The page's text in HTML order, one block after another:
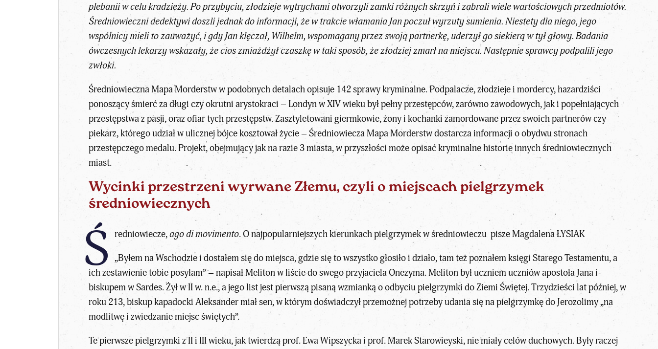
plebanii w celu kradzieży. Po przybyciu, złodzieje wytrychami otworzyli zamki różnych skrzyń i zabrali wiele wartościowych przedmiotów.
Średniowieczni dedektywi doszli jednak do informacji, że w trakcie włamania Jan poczuł wyrzuty sumienia. Niestety dla niego, jego
wspólnicy mieli to zauważyć, i gdy Jan klęczał, Wilhelm, wspomagany przez swoją partnerkę, uderzył go siekierą w tył głowy. Badania
ówczesnych lekarzy wskazały, że cios zmiażdżył czaszkę w taki sposób, że złodziej zmarł na miejscu. Następnie sprawcy podpalili jego
zwłoki.
Średniowieczna Mapa Morderstw w podobnych detalach opisuje 142 sprawy kryminalne. Podpalacze, złodzieje i mordercy, hazardziści
ponoszący śmierć za długi czy okrutni arystokraci – Londyn w XIV wieku był pełny przestępców, zarówno zawodowych, jak i popełniających
przestępstwa z pasji, oraz ofiar tych przestępstw. Zasztyletowani giermkowie, żony i kochanki zamordowane przez swoich partnerów czy
piekarz, którego udział w ulicznej bójce kosztował życie – Średniowiecza Mapa Morderstw dostarcza informacji o obydwu stronach
przestępczego medalu. Projekt, obejmujący jak na razie 3 miasta, w przyszłości może opisać kryminalne historie innych średniowiecznych
miast.
Wycinki przestrzeni wyrwane Złemu, czyli o miejscach pielgrzymek
średniowiecznych
Ś redniowiecze,ago di movimento. O najpopularniejszych kierunkach pielgrzymek w średniowieczu pisze Magdalena ŁYSIAK
„Byłem na Wschodzie i dostałem się do miejsca, gdzie się to wszystko głosiło i działo, tam też poznałem księgi Starego Testamentu, a
ich zestawienie tobie posyłam” – napisał Meliton w liście do swego przyjaciela Onezyma. Meliton był uczniem uczniów apostoła Jana i
biskupem w Sardes. Żył w II w. n.e., a jego list jest pierwszą pisaną wzmianką o odbyciu pielgrzymki do Ziemi Świętej. Trzydzieści lat później, w
roku 213, biskup kapadocki Aleksander miał sen, w którym doświadczył przemożnej potrzeby udania się na pielgrzymkę do Jerozolimy „na
modlitwę i zwiedzanie miejsc świętych”.
Te pierwsze pielgrzymki z II i III wieku, jak twierdzą prof. Ewa Wipszycka i prof. Marek Starowieyski, nie miały celów duchowych. Były raczej